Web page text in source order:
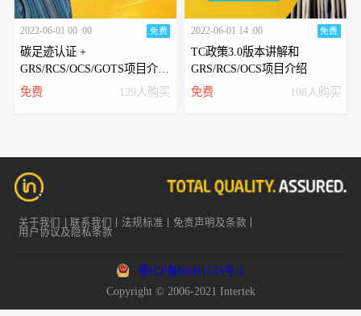
2022-06-01 00 :00 免费
碳足迹认证 +
GRS/RCS/OCS/GOTS项目介绍
及TC操作
免费 129人购买
2022-06-01 14 :00 免费
TC政策3.0版本讲解和
GRS/RCS/OCS项目介绍
免费
108人购买
关于我们 联系我们 法规标准
免责声明及条款
用户协议及隐私条款
粤ICP备08001533号-1
Copyright © 2006-2021 Intertek